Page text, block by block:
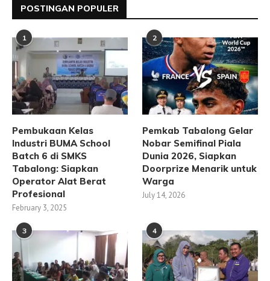
POSTINGAN POPULER
1
Pembukaan Kelas
Industri BUMA School
Batch 6 di SMKS
Tabalong: Siapkan
Operator Alat Berat
Profesional
February 3, 2025
2
Pemkab Tabalong Gelar
Nobar Semifinal Piala
Dunia 2026, Siapkan
Doorprize Menarik untuk
Warga
July 14, 2026
3 4